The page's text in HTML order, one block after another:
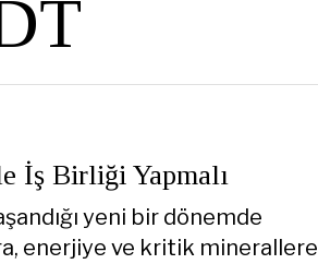
İş Birliği Yapmalı
yeni bir dönemde
enerjiye ve kritik minerallere